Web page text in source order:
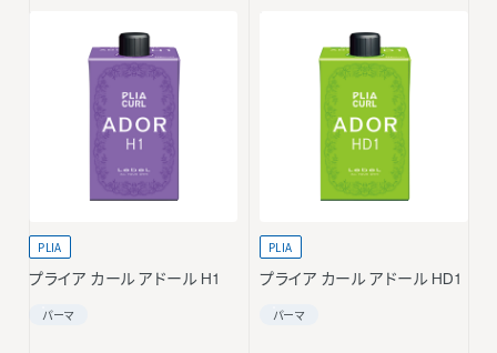
PLIA
プライア カール アドール H1
パーマ
PLIA
プライア カール アドール HD1
パーマ